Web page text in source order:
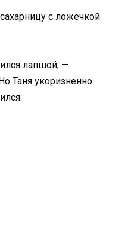
с ложечкой
лапшой, —
Таня укоризненно